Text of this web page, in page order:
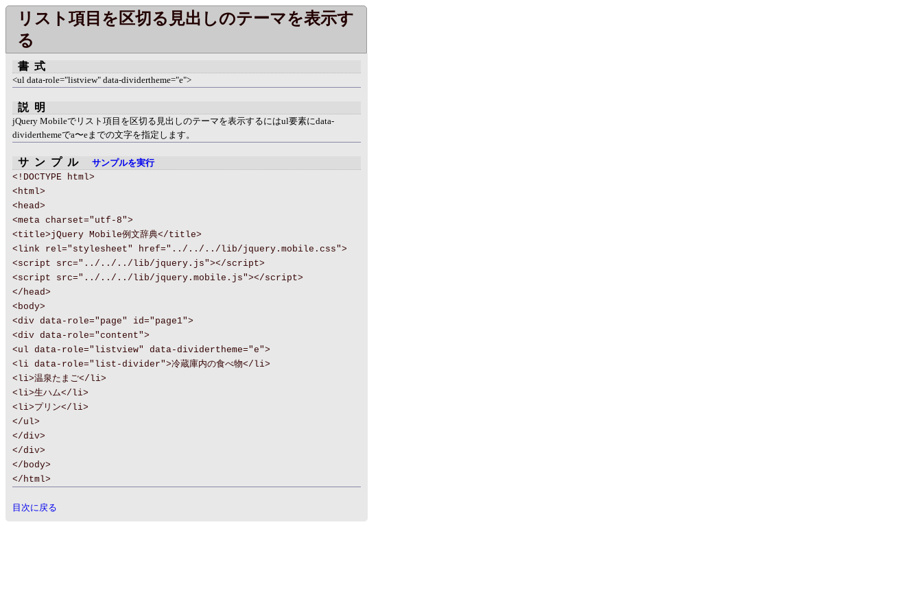
リスト項目を区切る見出しのテーマを表示す
る
書式
<ul data-role="listview" data-dividertheme="e">
説明
jQuery Mobileでリスト項目を区切る見出しのテーマを表示するにはul要素にdata-
dividerthemeでa〜eまでの文字を指定します。
サンプル サンプルを実行
<!DOCTYPE html>
<html>
<head>
<meta charset="utf-8">
<title>jQuery Mobile例文辞典</title>
<link rel="stylesheet" href="../../../lib/jquery.mobile.css">
<script src="../../../lib/jquery.js"></script>
<script src="../../../lib/jquery.mobile.js"></script>
</head>
<body>
<div data-role="page" id="page1">
<div data-role="content">
<ul data-role="listview" data-dividertheme="e">
<li data-role="list-divider">冷蔵庫内の食べ物</li>
<li>温泉たまご</li>
<li>生ハム</li>
<li>プリン</li>
</ul>
</div>
</div>
</body>
</html>
目次に戻る